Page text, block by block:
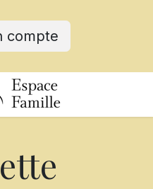
compte